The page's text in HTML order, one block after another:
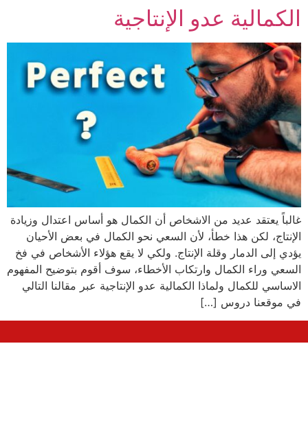
الكمالية عدو الإنتاجية
غالباً يعتقد عديد من الاشخاص أن الكمال هو أساس اعتدال وزيادة
الإنتاج، لكن هذا خطأ، لأن السعي نحو الكمال في بعض الأحيان
يؤدي إلى الدمار وقلة الإنتاج. ولكي لا يقع هؤلاء الأشخاص في فخ
السعي وراء الكمال وارتكاب الأخطاء، سوف أقوم بتوضيح المفهوم
الاساسي للكمال ولماذا الكمالية عدو الإنتاجية عبر مقالنا التالي
في موقعنا دروس […]